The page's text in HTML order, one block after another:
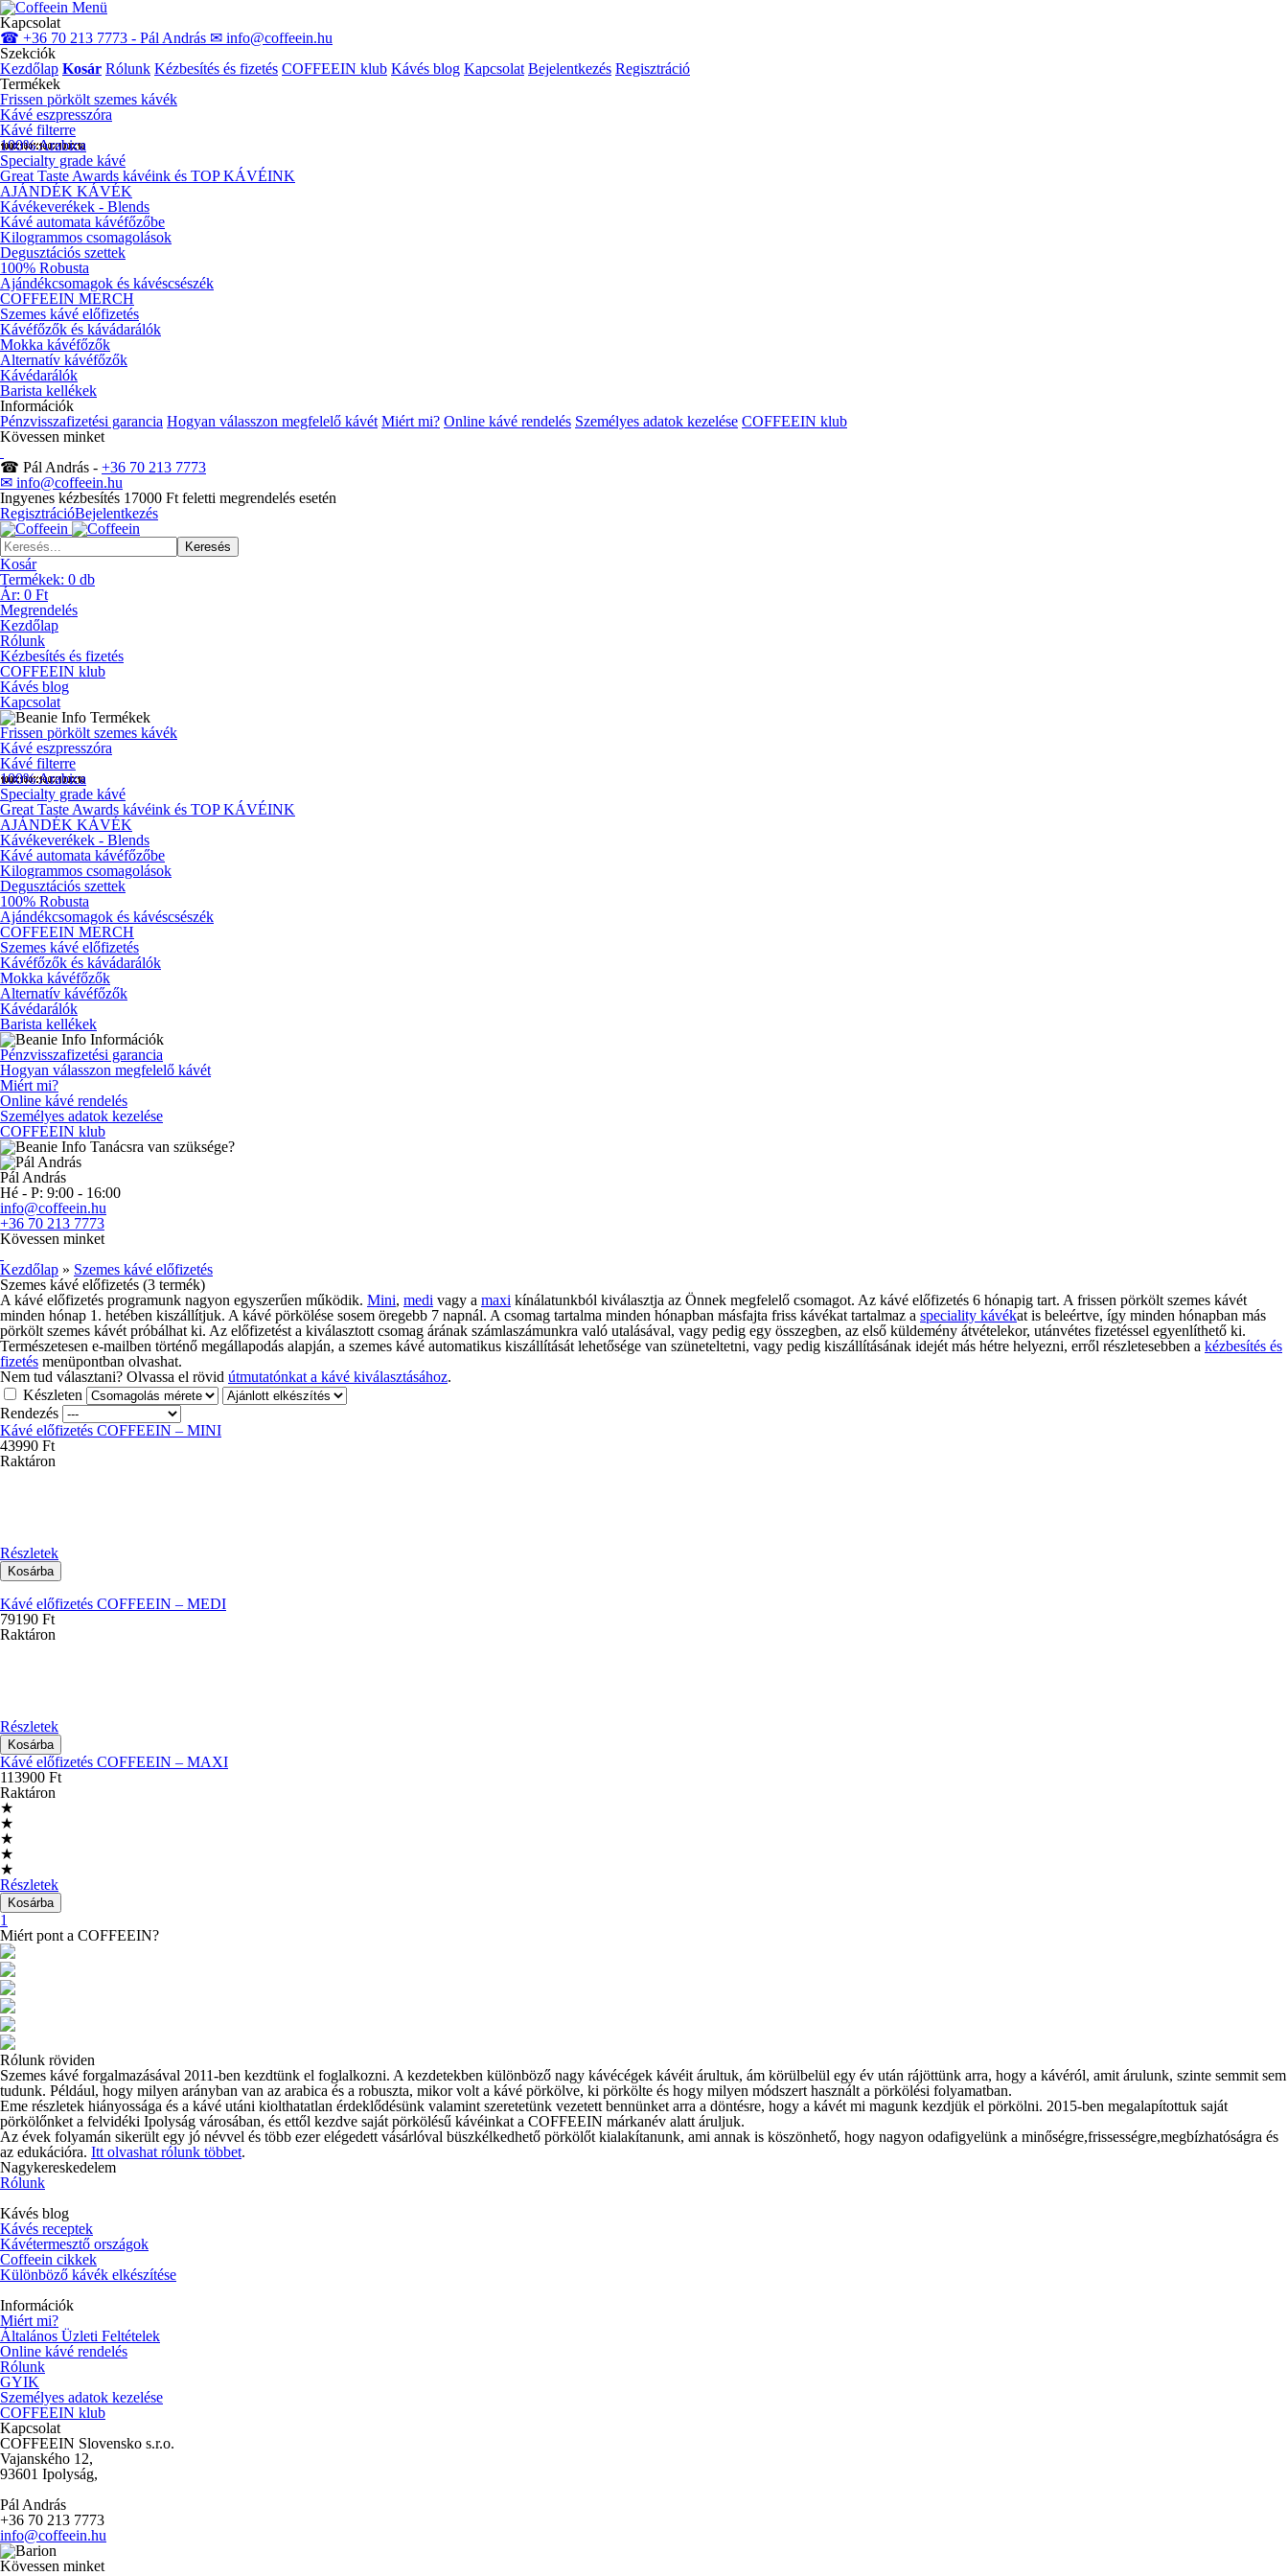
Menü
Kapcsolat
☎ +36 70 213 7773 - Pál András ✉ info@coffeein.hu
Szekciók
Kezdőlap Kosár Rólunk Kézbesítés és fizetés COFFEEIN klub Kávés blog Kapcsolat Bejelentkezés Regisztráció
Termékek
Frissen pörkölt szemes kávék
Kávé eszpresszóra
Kávé filterre
100% Arabica
Specialty grade kávé
Great Taste Awards kávéink és TOP KÁVÉINK
AJÁNDÉK KÁVÉK
Kávékeverékek - Blends
Kávé automata kávéfőzőbe
Kilogrammos csomagolások
Degusztációs szettek
100% Robusta
Ajándékcsomagok és kávéscsészék
COFFEEIN MERCH
Szemes kávé előfizetés
Kávéfőzők és kávádarálók
Mokka kávéfőzők
Alternatív kávéfőzők
Kávédarálók
Barista kellékek
Információk
Pénzvisszafizetési garancia Hogyan válasszon megfelelő kávét Miért mi? Online kávé rendelés Személyes adatok kezelése COFFEEIN klub
Kövessen minket
☎ Pál András - +36 70 213 7773
✉ info@coffeein.hu
Ingyenes kézbesítés 17000 Ft feletti megrendelés esetén
RegisztrációBejelentkezés
Kosár
Termékek: 0 db
Ár: 0 Ft
Megrendelés
Kezdőlap
Rólunk
Kézbesítés és fizetés
COFFEEIN klub
Kávés blog
Kapcsolat
Termékek
Frissen pörkölt szemes kávék
Kávé eszpresszóra
Kávé filterre
100% Arabica
Specialty grade kávé
Great Taste Awards kávéink és TOP KÁVÉINK
AJÁNDÉK KÁVÉK
Kávékeverékek - Blends
Kávé automata kávéfőzőbe
Kilogrammos csomagolások
Degusztációs szettek
100% Robusta
Ajándékcsomagok és kávéscsészék
COFFEEIN MERCH
Szemes kávé előfizetés
Kávéfőzők és kávádarálók
Mokka kávéfőzők
Alternatív kávéfőzők
Kávédarálók
Barista kellékek
Információk
Pénzvisszafizetési garancia
Hogyan válasszon megfelelő kávét
Miért mi?
Online kávé rendelés
Személyes adatok kezelése
COFFEEIN klub
Tanácsra van szüksége?
Pál András
Hé - P: 9:00 - 16:00
info@coffeein.hu
+36 70 213 7773
Kövessen minket
Kezdőlap » Szemes kávé előfizetés
Szemes kávé előfizetés (3 termék)
A kávé előfizetés programunk nagyon egyszerűen működik. Mini, medi vagy a maxi kínálatunkból kiválasztja az Önnek megfelelő csomagot. Az kávé előfizetés 6 hónapig tart. A frissen pörkölt szemes kávét
minden hónap 1. hetében kiszállítjuk. A kávé pörkölése sosem öregebb 7 napnál. A csomag tartalma minden hónapban másfajta friss kávékat tartalmaz a speciality kávékat is beleértve, így minden hónapban más
pörkölt szemes kávét próbálhat ki. Az előfizetést a kiválasztott csomag árának számlaszámunkra való utalásával, vagy pedig egy összegben, az első küldemény átvételekor, utánvétes fizetéssel egyenlíthető ki.
Természetesen e-mailben történő megállapodás alapján, a szemes kávé automatikus kiszállítását lehetősége van szüneteltetni, vagy pedig kiszállításának idejét más hétre helyezni, erről részletesebben a kézbesítés és
fizetés menüpontban olvashat.
Nem tud választani? Olvassa el rövid útmutatónkat a kávé kiválasztásához.
Készleten
Rendezés
Kávé előfizetés COFFEEIN – MINI
43990 Ft
Raktáron
Részletek
Kávé előfizetés COFFEEIN – MEDI
79190 Ft
Raktáron
Részletek
Kávé előfizetés COFFEEIN – MAXI
113900 Ft
Raktáron
★
★
★
★
★
Részletek
1
Miért pont a COFFEEIN?
Rólunk röviden
Szemes kávé forgalmazásával 2011-ben kezdtünk el foglalkozni. A kezdetekben különböző nagy kávécégek kávéit árultuk, ám körülbelül egy év után rájöttünk arra, hogy a kávéról, amit árulunk, szinte semmit sem
tudunk. Például, hogy milyen arányban van az arabica és a robuszta, mikor volt a kávé pörkölve, ki pörkölte és hogy milyen módszert használt a pörkölési folyamatban.
Eme részletek hiányossága és a kávé utáni kiolthatatlan érdeklődésünk valamint szeretetünk vezetett bennünket arra a döntésre, hogy a kávét mi magunk kezdjük el pörkölni. 2015-ben megalapítottuk saját
pörkölőnket a felvidéki Ipolyság városában, és ettől kezdve saját pörkölésű kávéinkat a COFFEEIN márkanév alatt áruljuk.
Az évek folyamán sikerült egy jó névvel és több ezer elégedett vásárlóval büszkélkedhető pörkölőt kialakítanunk, ami annak is köszönhető, hogy nagyon odafigyelünk a minőségre,frissességre,megbízhatóságra és
az edukációra. Itt olvashat rólunk többet.
Nagykereskedelem
Rólunk
Kávés blog
Kávés receptek
Kávétermesztő országok
Coffeein cikkek
Különböző kávék elkészítése
Információk
Miért mi?
Általános Üzleti Feltételek
Online kávé rendelés
Rólunk
GYIK
Személyes adatok kezelése
COFFEEIN klub
Kapcsolat
COFFEEIN Slovensko s.r.o.
Vajanského 12,
93601 Ipolyság,
Pál András
+36 70 213 7773
info@coffeein.hu
Kövessen minket